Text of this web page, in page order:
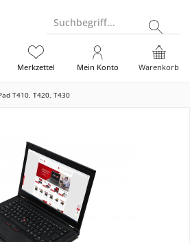
Suchbegriff...
Warenkorb
Merkzettel Mein Konto
T410, T420, T430